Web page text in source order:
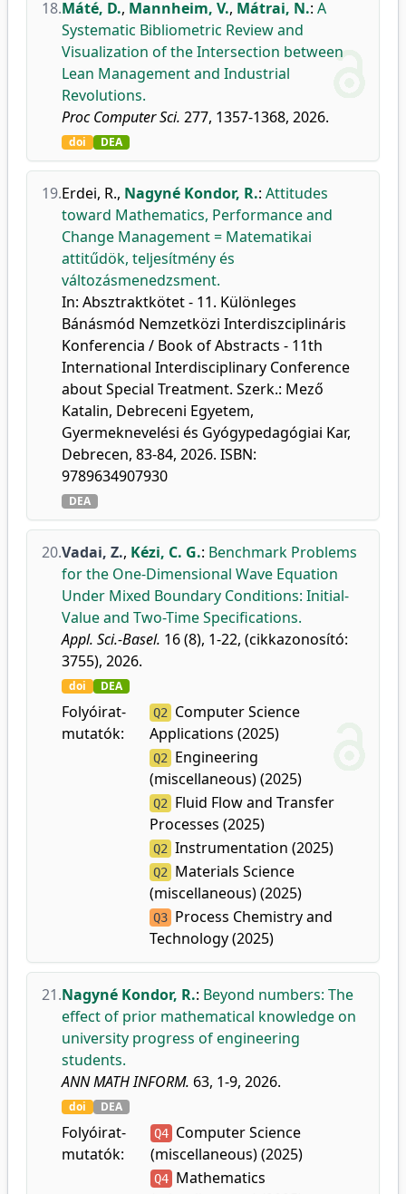
18.Máté, D., Mannheim, V., Mátrai, N.: A
Systematic Bibliometric Review and
Visualization of the Intersection between
Lean Management and Industrial
Revolutions.
Proc Computer Sci. 277, 1357-1368, 2026.
doi DEA
19.Erdei, R., Nagyné Kondor, R.: Attitudes
toward Mathematics, Performance and
Change Management = Matematikai
attitűdök, teljesítmény és
változásmenedzsment.
In: Absztraktkötet - 11. Különleges
Bánásmód Nemzetközi Interdiszciplináris
Konferencia / Book of Abstracts - 11th
International Interdisciplinary Conference
about Special Treatment. Szerk.: Mező
Katalin, Debreceni Egyetem,
Gyermeknevelési és Gyógypedagógiai Kar,
Debrecen, 83-84, 2026. ISBN:
9789634907930
DEA
20.Vadai, Z., Kézi, C. G.: Benchmark Problems
for the One-Dimensional Wave Equation
Under Mixed Boundary Conditions: Initial-
Value and Two-Time Specifications.
Appl. Sci.-Basel. 16 (8), 1-22, (cikkazonosító:
3755), 2026.
doi DEA
Folyóirat-
mutatók:
Q2 Computer Science
Applications (2025)
Q2 Engineering
(miscellaneous) (2025)
Q2 Fluid Flow and Transfer
Processes (2025)
Q2 Instrumentation (2025)
Q2 Materials Science
(miscellaneous) (2025)
Q3 Process Chemistry and
Technology (2025)
21.Nagyné Kondor, R.: Beyond numbers: The
effect of prior mathematical knowledge on
university progress of engineering
students.
ANN MATH INFORM. 63, 1-9, 2026.
doi DEA
Folyóirat-
mutatók:
Q4 Computer Science
(miscellaneous) (2025)
Q4 Mathematics